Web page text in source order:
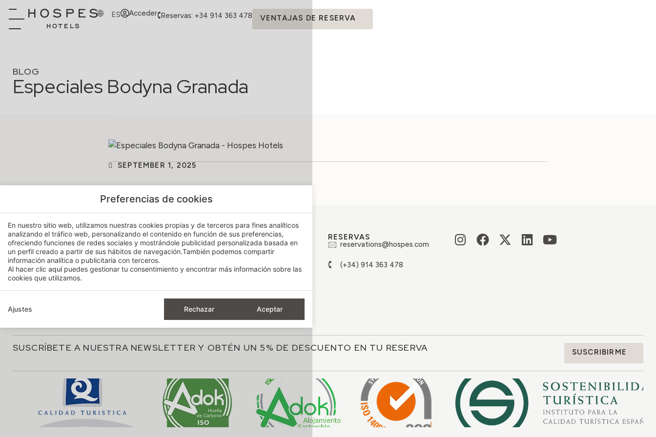
ES Acceder Reservas: +34 914 363 478 VENTAJAS DE RESERVA
BLOG
Especiales Bodyna Granada
SEPTEMBER 1, 2025
ACERCA DE
Contacto
RESERVAS
reservations@hospes.com
(+34) 914 363 478
SUSCRÍBETE A NUESTRA NEWSLETTER Y OBTÉN UN 5% DE DESCUENTO EN TU RESERVA SUSCRIBIRME
Preferencias de cookies
En nuestro sitio web, utilizamos nuestras cookies propias y de terceros para fines analíticos
analizando el tráfico web, personalizando el contenido en función de sus preferencias,
ofreciendo funciones de redes sociales y mostrándole publicidad personalizada basada en
un perfil creado a partir de sus hábitos de navegación.También podemos compartir
información analítica o publicitaria con terceros.
Al hacer clic aquípuedes gestionar tu consentimiento y encontrar más información sobre las
cookies que utilizamos.
Ajustes Rechazar Aceptar